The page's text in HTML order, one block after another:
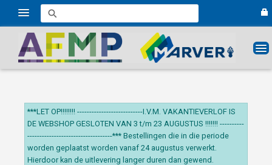
Vakbondscursussen
Mailingvoorkeuren
***LET OP!!!!!!!! ---------------------------I.V.M. VAKANTIEVERLOF IS
DE WEBSHOP GESLOTEN VAN 3 t/m 23 AUGUSTUS !!!!!!! ----------
-----------------------------------*** Bestellingen die in die periode
worden geplaatst worden vanaf 24 augustus verwerkt.
Hierdoor kan de uitlevering langer duren dan gewend.